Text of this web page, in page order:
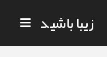
زیبا باشید